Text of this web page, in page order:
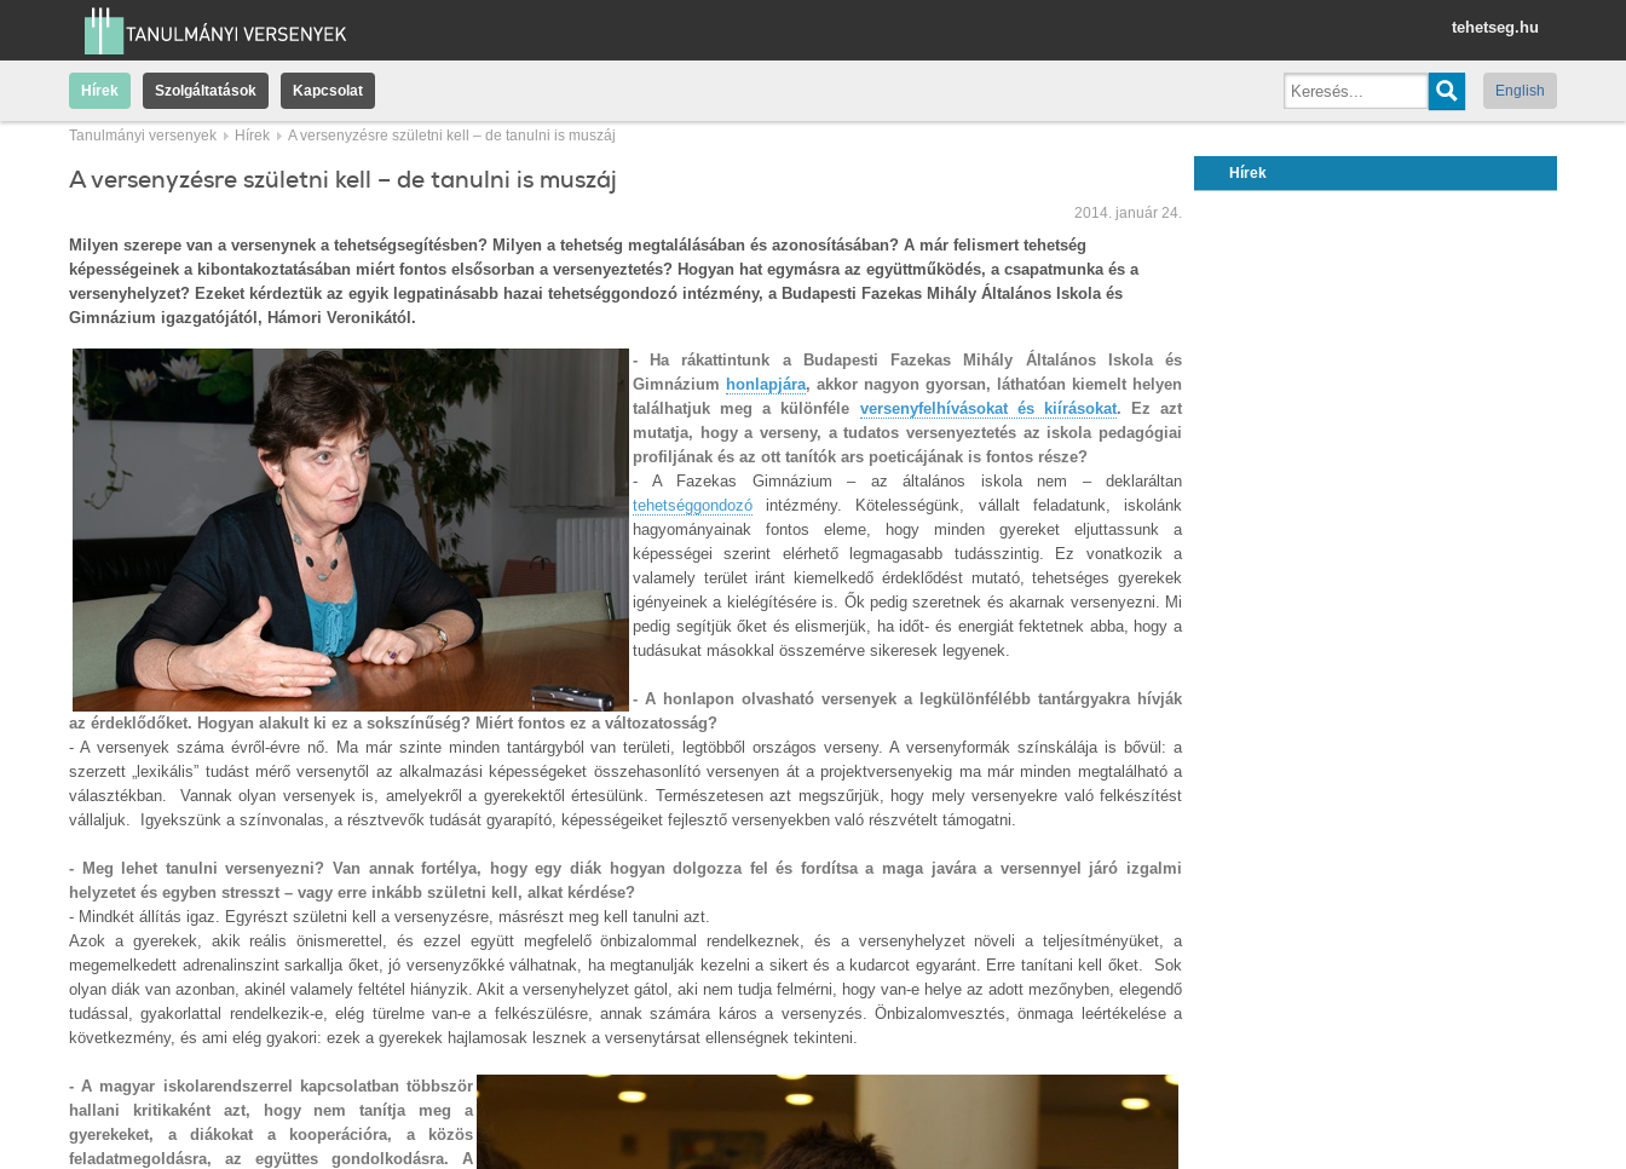
tehetseg.hu
Hírek Szolgáltatások Kapcsolat English
Tanulmányi versenyek Hírek A versenyzésre születni kell – de tanulni is muszáj
A versenyzésre születni kell – de tanulni is muszáj
2014. január 24.
Milyen szerepe van a versenynek a tehetségsegítésben? Milyen a tehetség megtalálásában és azonosításában? A már felismert tehetség
képességeinek a kibontakoztatásában miért fontos elsősorban a versenyeztetés? Hogyan hat egymásra az együttműködés, a csapatmunka és a
versenyhelyzet? Ezeket kérdeztük az egyik legpatinásabb hazai tehetséggondozó intézmény, a Budapesti Fazekas Mihály Általános Iskola és
Gimnázium igazgatójától, Hámori Veronikától.
- Ha rákattintunk a Budapesti Fazekas Mihály Általános Iskola és
Gimnázium honlapjára, akkor nagyon gyorsan, láthatóan kiemelt helyen
találhatjuk meg a különféle versenyfelhívásokat és kiírásokat. Ez azt
mutatja, hogy a verseny, a tudatos versenyeztetés az iskola pedagógiai
profiljának és az ott tanítók ars poeticájának is fontos része?
- A Fazekas Gimnázium – az általános iskola nem – deklaráltan
tehetséggondozó intézmény. Kötelességünk, vállalt feladatunk, iskolánk
hagyományainak fontos eleme, hogy minden gyereket eljuttassunk a
képességei szerint elérhető legmagasabb tudásszintig. Ez vonatkozik a
valamely terület iránt kiemelkedő érdeklődést mutató, tehetséges gyerekek
igényeinek a kielégítésére is. Ők pedig szeretnek és akarnak versenyezni. Mi
pedig segítjük őket és elismerjük, ha időt- és energiát fektetnek abba, hogy a
tudásukat másokkal összemérve sikeresek legyenek.
- A honlapon olvasható versenyek a legkülönfélébb tantárgyakra hívják
az érdeklődőket. Hogyan alakult ki ez a sokszínűség? Miért fontos ez a változatosság?
- A versenyek száma évről-évre nő. Ma már szinte minden tantárgyból van területi, legtöbből országos verseny. A versenyformák színskálája is bővül: a
szerzett „lexikális” tudást mérő versenytől az alkalmazási képességeket összehasonlító versenyen át a projektversenyekig ma már minden megtalálható a
választékban. Vannak olyan versenyek is, amelyekről a gyerekektől értesülünk. Természetesen azt megszűrjük, hogy mely versenyekre való felkészítést
vállaljuk. Igyekszünk a színvonalas, a résztvevők tudását gyarapító, képességeiket fejlesztő versenyekben való részvételt támogatni.
- Meg lehet tanulni versenyezni? Van annak fortélya, hogy egy diák hogyan dolgozza fel és fordítsa a maga javára a versennyel járó izgalmi
helyzetet és egyben stresszt – vagy erre inkább születni kell, alkat kérdése?
- Mindkét állítás igaz. Egyrészt születni kell a versenyzésre, másrészt meg kell tanulni azt.
Azok a gyerekek, akik reális önismerettel, és ezzel együtt megfelelő önbizalommal rendelkeznek, és a versenyhelyzet növeli a teljesítményüket, a
megemelkedett adrenalinszint sarkallja őket, jó versenyzőkké válhatnak, ha megtanulják kezelni a sikert és a kudarcot egyaránt. Erre tanítani kell őket. Sok
olyan diák van azonban, akinél valamely feltétel hiányzik. Akit a versenyhelyzet gátol, aki nem tudja felmérni, hogy van-e helye az adott mezőnyben, elegendő
tudással, gyakorlattal rendelkezik-e, elég türelme van-e a felkészülésre, annak számára káros a versenyzés. Önbizalomvesztés, önmaga leértékelése a
következmény, és ami elég gyakori: ezek a gyerekek hajlamosak lesznek a versenytársat ellenségnek tekinteni.
- A magyar iskolarendszerrel kapcsolatban többször
hallani kritikaként azt, hogy nem tanítja meg a
gyerekeket, a diákokat a kooperációra, a közös
feladatmegoldásra, az együttes gondolkodásra. A
Hírek